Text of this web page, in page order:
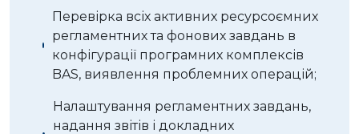
Перевірка всіх активних ресурсоємних
регламентних та фонових завдань в
конфігурації програмних комплексів
BAS, виявлення проблемних операцій;
Налаштування регламентних завдань,
надання звітів і докладних